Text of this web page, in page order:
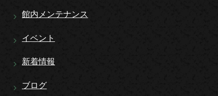
館内メンテナンス
イベント
新着情報
ブログ